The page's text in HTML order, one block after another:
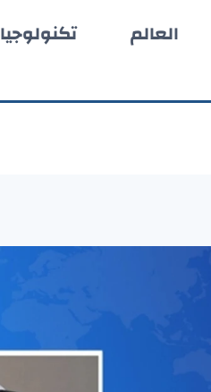
العالم تكنولوجيا